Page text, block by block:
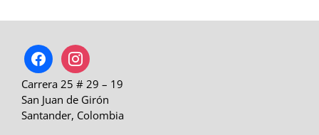
facebookinstagram
Carrera 25 # 29 – 19
San Juan de Girón
Santander, Colombia